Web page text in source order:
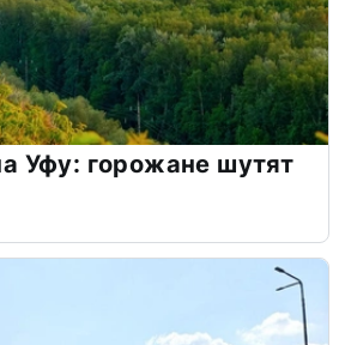
Уфу: горожане шутят